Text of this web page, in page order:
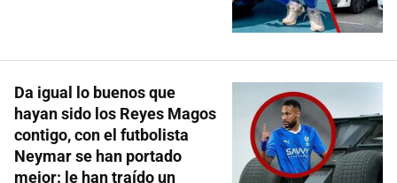
Da igual lo buenos que
hayan sido los Reyes Magos
contigo, con el futbolista
Neymar se han portado
mejor: le han traído un